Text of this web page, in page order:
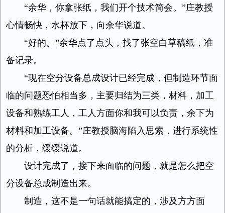
“余华，你拿张纸，我们开个技术简会。”庄教授
心情畅快，水杯放下，向余华说道。
“好的。”余华点了点头，找了张空白草稿纸，准
备记录。
“现在空分设备总成设计已经完成，但制造环节面
临的问题恐怕相当多，主要归结为三类，材料，加工
设备和熟练工人，工人方面你和我可以负责，余下为
材料和加工设备。”庄教授脑海陷入思索，进行系统性
的分析，缓缓说道。
设计完成了，接下来面临的问题，就是怎么把空
分设备总成制造出来。
制造，这不是一句话就能搞定的，涉及方方面